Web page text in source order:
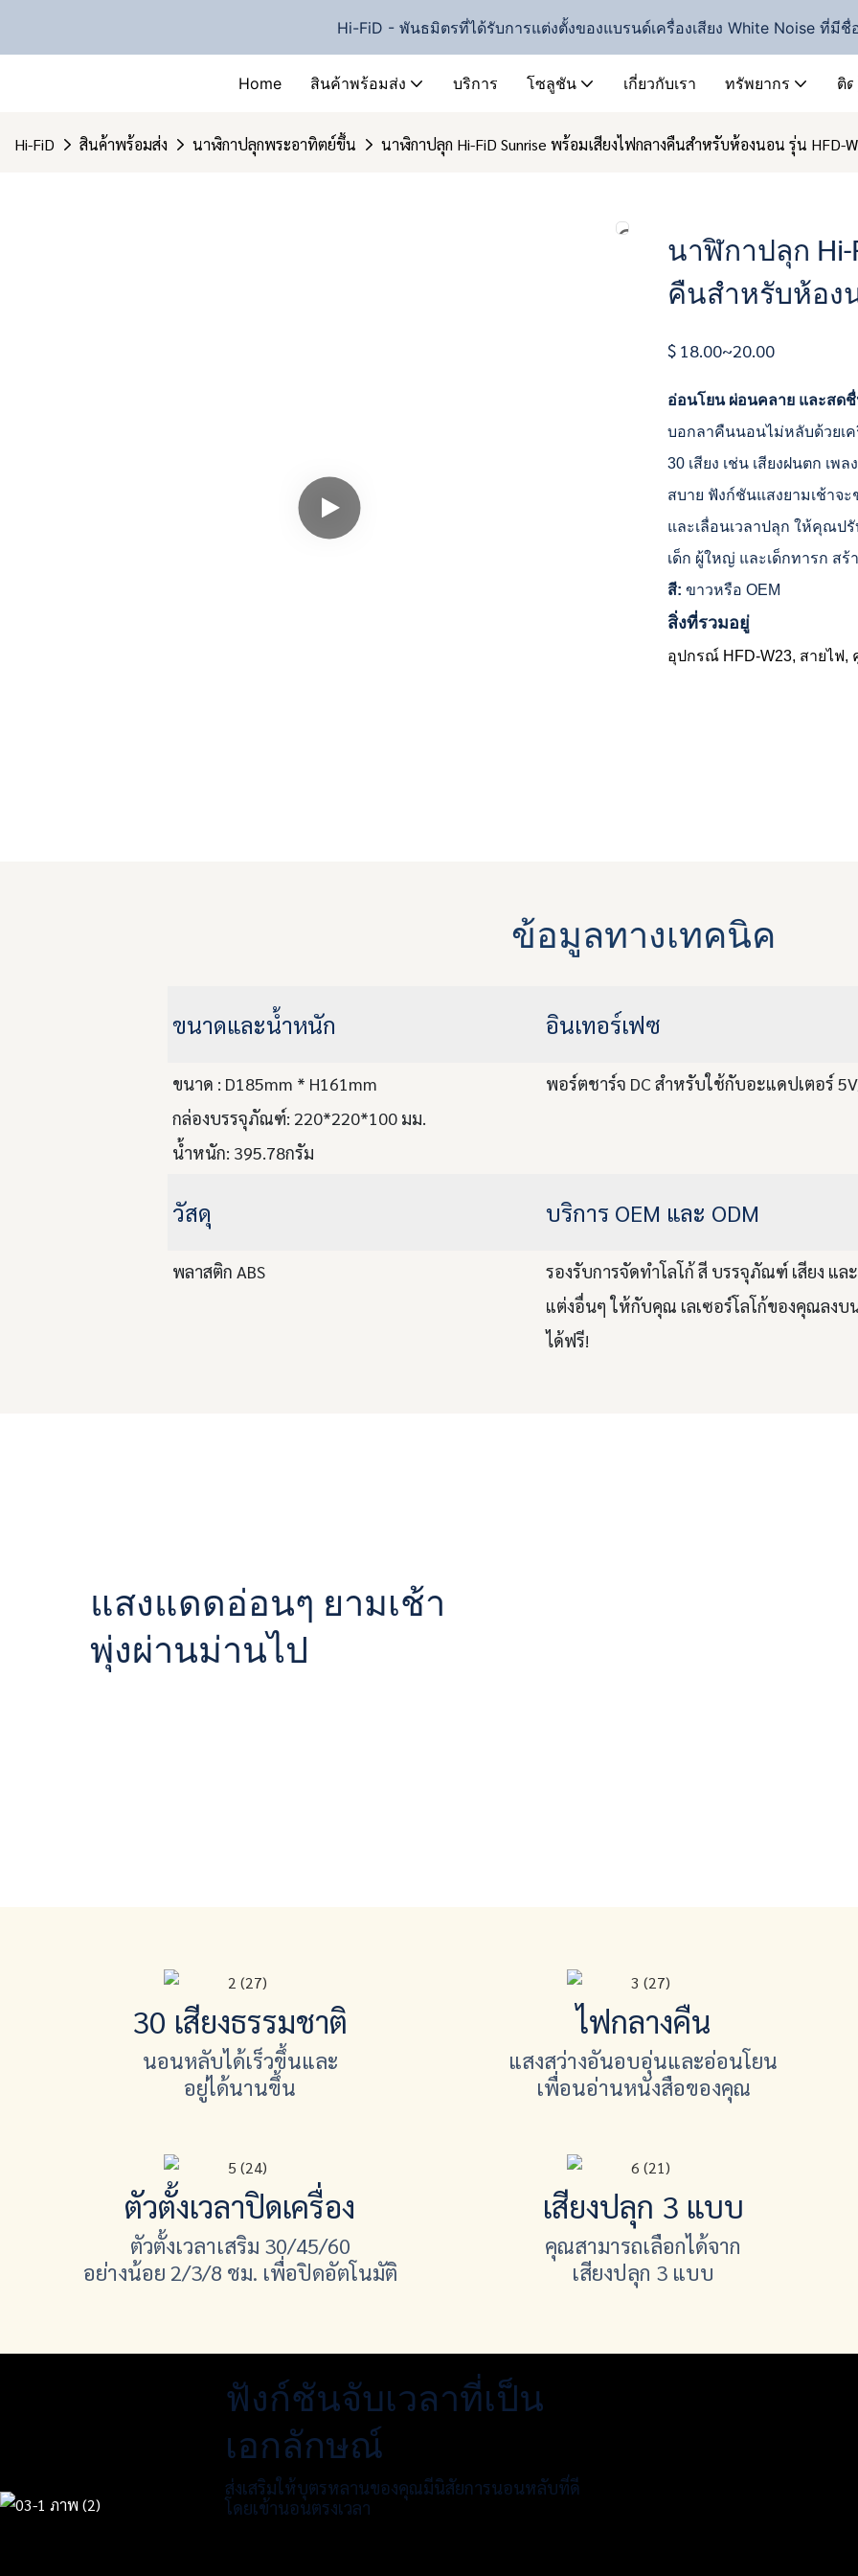
Hi-FiD - พันธมิตรที่ได้รับการแต่งตั้งของแบรนด์เครื่องเสียง White Noise ที่มีชื่
Home สินค้าพร้อมส่ง บริการ โซลูชัน เกี่ยวกับเรา ทรัพยากร ติด
Hi-FiD สินค้าพร้อมส่ง นาฬิกาปลุกพระอาทิตย์ขึ้น นาฬิกาปลุก Hi-FiD Sunrise พร้อมเสียงไฟกลางคืนสำหรับห้องนอน รุ่น HFD-
นาฬิกาปลุก Hi-
คืนสำหรับห้อง
$ 18.00~20.00
อ่อนโยน ผ่อนคลาย และสด
บอกลาคืนนอนไม่หลับด้วยเค
30 เสียง เช่น เสียงฝนตก เ
สบาย ฟังก์ชันแสงยามเช้าจ
และเลื่อนเวลาปลุก ให้คุณป
เด็ก ผู้ใหญ่ และเด็กทารก ส
สี: ขาวหรือ OEM
สิ่งที่รวมอยู่
อุปกรณ์ HFD-W23, สายไฟ,
ข้อมูลทางเทคนิค
ขนาดและน้ำหนัก อินเทอร์เฟซ
ขนาด : D185mm * H161mm
กล่องบรรจุภัณฑ์: 220*220*100 มม.
น้ำหนัก: 395.78กรัม
พอร์ตชาร์จ DC สำหรับใช้กับอะแดปเตอร์
วัสดุ บริการ OEM และ ODM
พลาสติก ABS
รองรับการจัดทำโลโก้ สี บรรจุภัณฑ์ เสียง แล
แต่งอื่นๆ ให้กับคุณ เลเซอร์โลโก้ของคุณลง
ได้ฟรี!
แสงแดดอ่อนๆ ยามเช้า
พุ่งผ่านม่านไป
30 เสียงธรรมชาติ
นอนหลับได้เร็วขึ้นและ
อยู่ได้นานขึ้น
ไฟกลางคืน
แสงสว่างอันอบอุ่นและอ่อนโยน
เพื่อนอ่านหนังสือของคุณ
ตัวตั้งเวลาปิดเครื่อง
ตัวตั้งเวลาเสริม 30/45/60
อย่างน้อย 2/3/8 ชม. เพื่อปิดอัตโนมัติ
เสียงปลุก 3 แบบ
คุณสามารถเลือกได้จาก
เสียงปลุก 3 แบบ
ฟังก์ชันจับเวลาที่เป็น
เอกลักษณ์
ส่งเสริมให้บุตรหลานของคุณมีนิสัยการนอนหลับที่ดี
โดยเข้านอนตรงเวลา